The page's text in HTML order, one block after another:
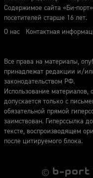
Содержимое сайта «Би-
посетителей старше 16 лет.
О нас
Контактная
Все права на материалы,
принадлежат редакции и/
законодательством РФ.
Использование материалов,
допускается только с
обязательной прямой
заимствован. Гиперссылка
тексте, воспроизводящем
после цитируемого блока.
©